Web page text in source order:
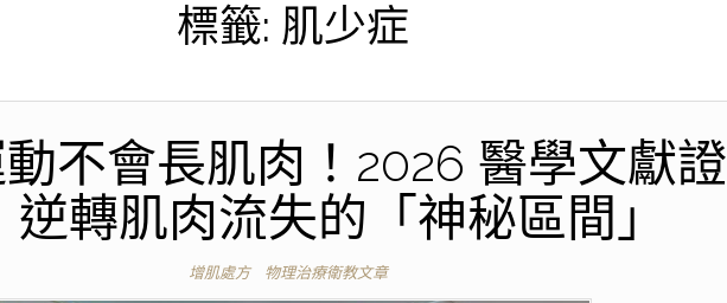
標籤: 肌少症
不會長肌肉！2026 醫學文獻證
逆轉肌肉流失的「神秘區間」
增肌處方 物理治療衛教文章